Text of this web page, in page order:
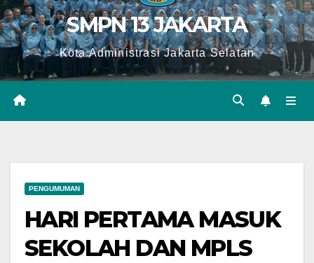
SMPN 13 JAKARTA
Kota Administrasi Jakarta Selatan
PENGUMUMAN
HARI PERTAMA MASUK
SEKOLAH DAN MPLS